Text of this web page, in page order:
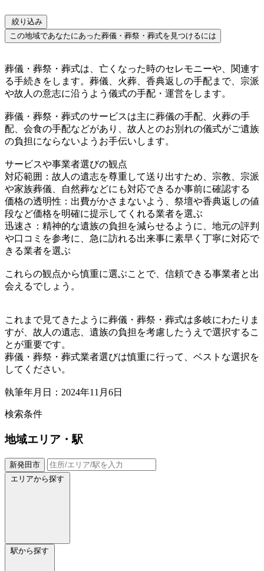
絞り込み
この地域であなたにあった葬儀・葬祭・葬式を見つけるには
葬儀・葬祭・葬式は、亡くなった時のセレモニーや、関連す
る手続きをします。葬儀、火葬、香典返しの手配まで、宗派
や故人の意志に沿うよう儀式の手配・運営をします。
葬儀・葬祭・葬式のサービスは主に葬儀の手配、火葬の手
配、会食の手配などがあり、故人とのお別れの儀式がご遺族
の負担にならないようお手伝いします。
サービスや事業者選びの観点
対応範囲：故人の遺志を尊重して送り出すため、宗教、宗派
や家族葬儀、自然葬などにも対応できるか事前に確認する
価格の透明性：出費がかさまないよう、祭壇や香典返しの値
段など価格を明確に提示してくれる業者を選ぶ
迅速さ：精神的な遺族の負担を減らせるように、地元の評判
や口コミを参考に、急に訪れる出来事に素早く丁寧に対応で
きる業者を選ぶ
これらの観点から慎重に選ぶことで、信頼できる事業者と出
会えるでしょう。
これまで見てきたように葬儀・葬祭・葬式は多岐にわたりま
すが、故人の遺志、遺族の負担を考慮したうえで選択するこ
とが重要です。
葬儀・葬祭・葬式業者選びは慎重に行って、ベストな選択を
してください。
執筆年月日：2024年11月6日
検索条件
地域エリア・駅
新発田市
エリアから探す
駅から探す